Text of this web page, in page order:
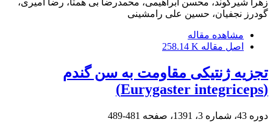
گودرز نجفیان، حسین علی رامشینی
مشاهده مقاله
اصل مقاله 258.14 K
تجزیه ژنتیکی مقاومت به سن گندم
(Eurygaster integriceps)
دوره 43، شماره 3، 1391، صفحه 481-489